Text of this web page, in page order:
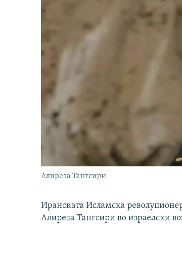
Алиреза Тангсири
Иранската Исламска
Алиреза Тангсири во израелски